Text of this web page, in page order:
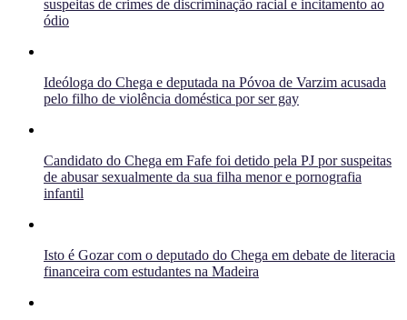
suspeitas de crimes de discriminação racial e incitamento ao
ódio
Ideóloga do Chega e deputada na Póvoa de Varzim acusada
pelo filho de violência doméstica por ser gay
Candidato do Chega em Fafe foi detido pela PJ por suspeitas
de abusar sexualmente da sua filha menor e pornografia
infantil
Isto é Gozar com o deputado do Chega em debate de literacia
financeira com estudantes na Madeira